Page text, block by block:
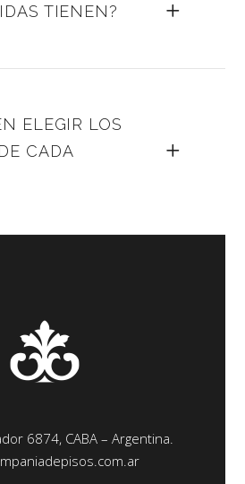
TIENEN?
ELEGIR LOS
CADA
6874, CABA – Argentina.